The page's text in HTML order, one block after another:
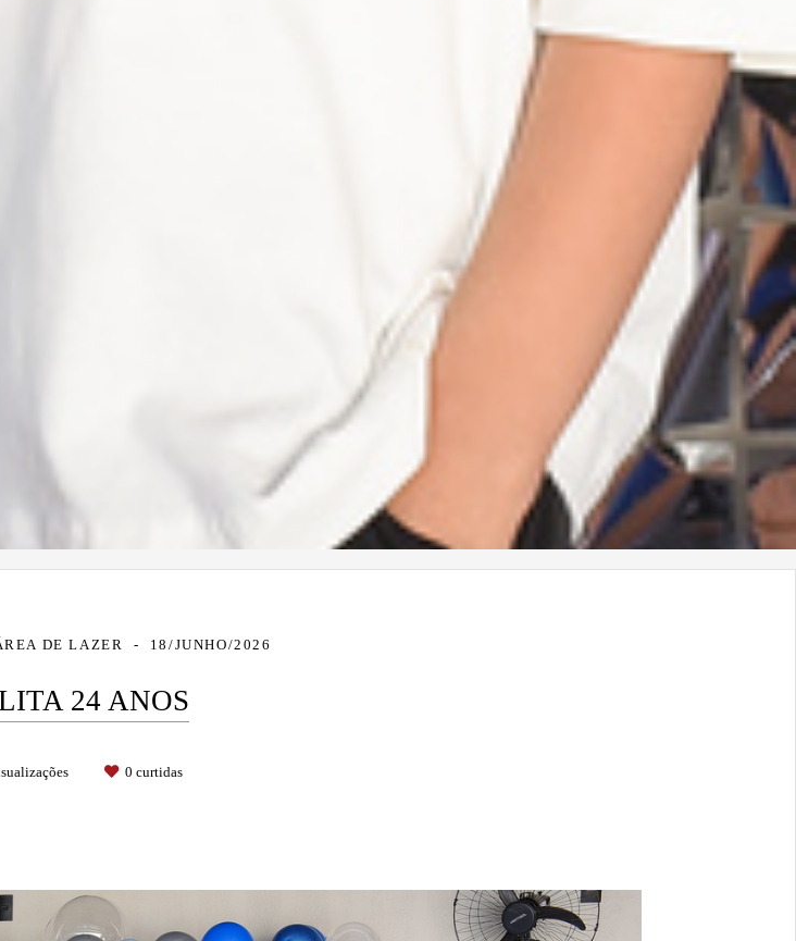
DE LAZER 18/JUNHO/2026
24 ANOS
0 curtidas